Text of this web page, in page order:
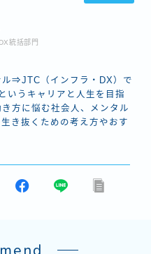
統括部門
⇒JTC（インフラ・DX）で
いうキャリアと人生を目指
方に悩む社会人、メンタル
き抜くための考え方やおす